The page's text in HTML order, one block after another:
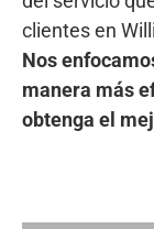
clientes en
Nos
manera más
obtenga el